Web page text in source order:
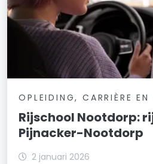
OPLEIDING, CARRIÈRE EN
Rijschool Nootdorp:
Pijnacker-Nootdorp
2 januari 2026